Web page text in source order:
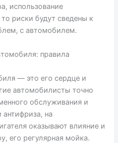
использование
риски будут сведены к
с автомобилем.
правила
— это его сердце и
автомобилисты точно
обслуживания и
на
оказывают влияние и
его регулярная мойка.